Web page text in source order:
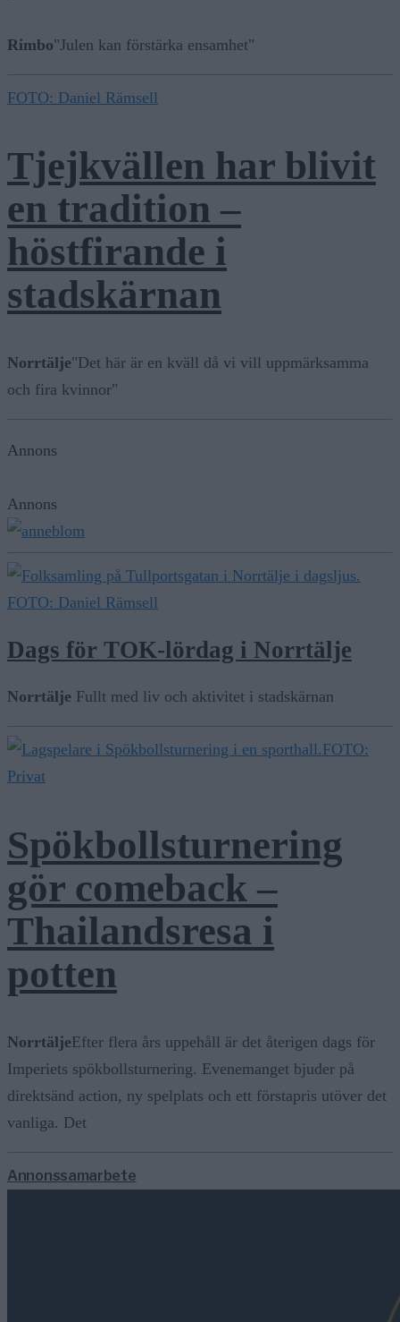
Rimbo"Julen kan förstärka ensamhet"
FOTO: Daniel Rämsell
Tjejkvällen har blivit
en tradition –
höstfirande i
stadskärnan
Norrtälje"Det här är en kväll då vi vill uppmärksamma
och fira kvinnor"
Annons
Annons
FOTO: Daniel Rämsell
Dags för TOK-lördag i Norrtälje
Norrtälje Fullt med liv och aktivitet i stadskärnan
FOTO:
Privat
Spökbollsturnering
gör comeback –
Thailandsresa i
potten
NorrtäljeEfter flera års uppehåll är det återigen dags för
Imperiets spökbollsturnering. Evenemanget bjuder på
direktsänd action, ny spelplats och ett förstapris utöver det
vanliga. Det
Annonssamarbete